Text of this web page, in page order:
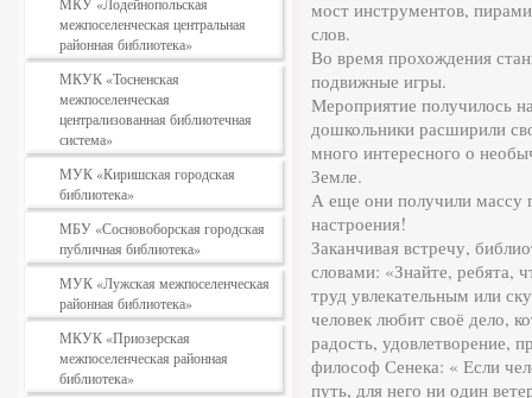
межпоселенческая центральная
районная библиотека»
МКУК «Тосненская
межпоселенческая
централизованная библиотечная
система»
МУК «Киришская городская
библиотека»
МБУ «Сосновоборская городская
публичная библиотека»
МУК «Лужская межпоселенческая
районная библиотека»
МКУК «Приозерская
межпоселенческая районная
библиотека»
мост инструментов,
слов.
Во время прохождения
подвижные игры.
Мероприятие получилось
дошкольники расширили
много интересного о
Земле.
А еще они получили массу
настроения!
Заканчивая встречу,
словами: «Знайте, ребята,
труд увлекательным или
человек любит своё дело,
радость, удовлетворение,
философ Сенека: « Если
путь, для него ни один